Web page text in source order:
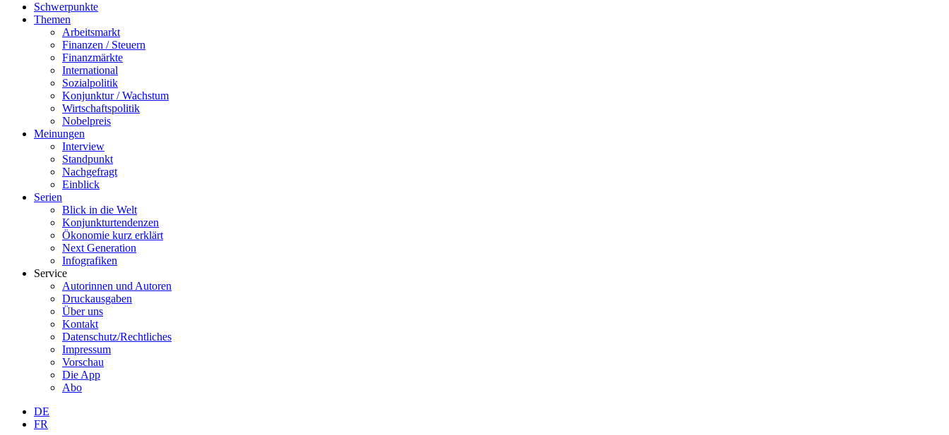
Schwerpunkte
Themen
Arbeitsmarkt
Finanzen / Steuern
Finanzmärkte
International
Sozialpolitik
Konjunktur / Wachstum
Wirtschaftspolitik
Nobelpreis
Meinungen
Interview
Standpunkt
Nachgefragt
Einblick
Serien
Blick in die Welt
Konjunkturtendenzen
Ökonomie kurz erklärt
Next Generation
Infografiken
Service
Autorinnen und Autoren
Druckausgaben
Über uns
Kontakt
Datenschutz/Rechtliches
Impressum
Vorschau
Die App
Abo
DE
FR